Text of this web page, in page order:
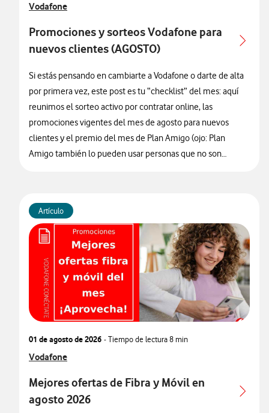
Ver más articulos relacionados con
Vodafone
Promociones y sorteos Vodafone para
nuevos clientes (AGOSTO)
Si estás pensando en cambiarte a Vodafone o darte de alta
por primera vez, este post es tu “checklist” del mes: aquí
reunimos el sorteo activo por contratar online, las
promociones vigentes del mes de agosto para nuevos
clientes y el premio del mes de Plan Amigo (ojo: Plan
Amigo también lo pueden usar personas que no son
Artículo
01 de agosto de 2026 - Tiempo de lectura8 min
Ver más articulos relacionados con
Vodafone
Mejores ofertas de Fibra y Móvil en
agosto 2026